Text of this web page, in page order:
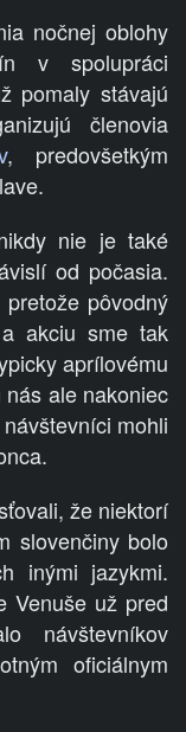
nočnej oblohy
v spolupráci
pomaly stávajú
členovia
, predovšetkým
nie je také
od počasia.
pôvodný
akciu sme tak
aprílovému
ale nakoniec
mohli
že niektorí
slovenčiny bolo
inými jazykmi.
Venuše už pred
návštevníkov
oficiálnym